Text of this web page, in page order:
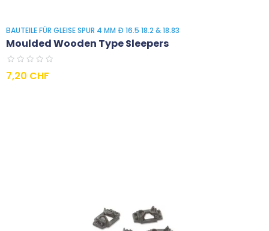
BAUTEILE FÜR GLEISE SPUR 4 MM Ð 16.5 18.2 & 18.83
Moulded Wooden Type Sleepers
Preis
7,20 CHF